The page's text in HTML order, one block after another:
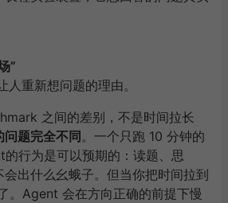
”
重新想问题的理由。
之间的差别，不是时间拉长
题完全不同。一个只跑 10 分钟的
行为是可以预期的：读题、思
出什么幺蛾子。但当你把时间拉到
。Agent 会在方向正确的前提下慢